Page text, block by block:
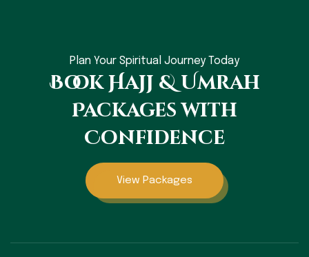
Plan Your Spiritual Journey Today
Book Hajj & Umrah
Packages with
Confidence
View Packages